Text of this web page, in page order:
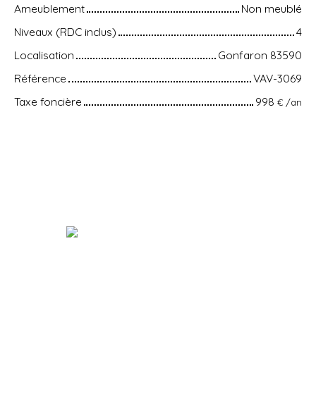
Ameublement
Non meublé
Niveaux (RDC inclus)
4
Localisation
Gonfaron 83590
Référence
VAV-3069
Taxe foncière
998 € /an